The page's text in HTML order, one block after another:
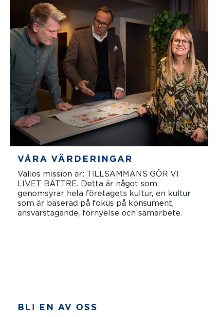
VÅRA VÄRDERINGAR
Valios mission är: TILLSAMMANS GÖR VI
LIVET BÄTTRE. Detta är något som
genomsyrar hela företagets kultur, en kultur
som är baserad på fokus på konsument,
ansvarstagande, förnyelse och samarbete.
BLI EN AV OSS